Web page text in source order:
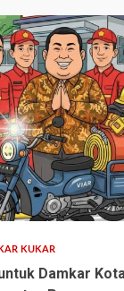
KUKAR
Damkar